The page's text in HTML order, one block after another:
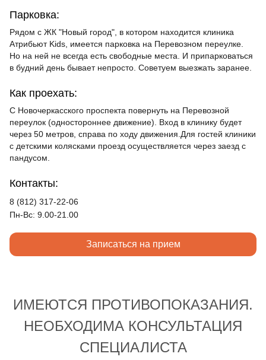
Парковка:
Рядом с ЖК "Новый город", в котором находится клиника
Атрибьют Kids, имеется парковка на Перевозном переулке.
Но на ней не всегда есть свободные места. И припарковаться
в будний день бывает непросто. Советуем выезжать заранее.
Как проехать:
С Новочеркасского проспекта повернуть на Перевозной
переулок (одностороннее движение). Вход в клинику будет
через 50 метров, справа по ходу движения.Для гостей клиники
с детскими колясками проезд осуществляется через заезд с
пандусом.
Контакты:
8 (812) 317-22-06
Пн-Вс: 9.00-21.00
Записаться на прием
ИМЕЮТСЯ ПРОТИВОПОКАЗАНИЯ.
НЕОБХОДИМА КОНСУЛЬТАЦИЯ
СПЕЦИАЛИСТА